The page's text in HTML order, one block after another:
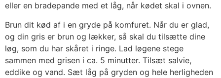
eller en bradepande med et låg, når kødet skal i ovnen.
Brun dit kød af i en gryde på komfuret. Når du er glad,
og din gris er brun og lækker, så skal du tilsætte dine
løg, som du har skåret i ringe. Lad løgene stege
sammen med grisen i ca. 5 minutter. Tilsæt salvie,
eddike og vand. Sæt låg på gryden og hele herligheden